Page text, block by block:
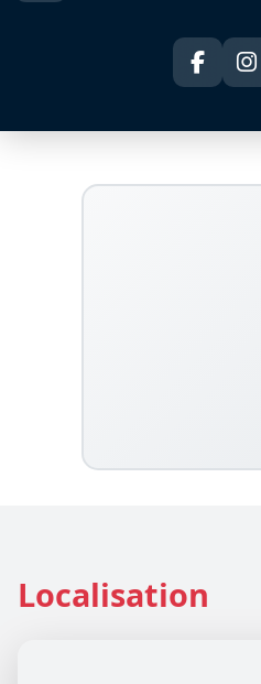
Localisation